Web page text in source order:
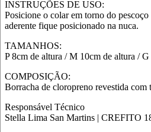
INSTRUÇÕES DE USO:
Posicione o colar em torno do
aderente fique posicionado na nuca.
TAMANHOS:
P 8cm de altura / M 10cm de altura /
COMPOSIÇÃO:
Borracha de cloropreno revestida
Responsável Técnico
Stella Lima San Martins | CREFITO